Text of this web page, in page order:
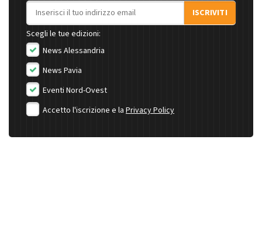
Indirizzo email
ISCRIVITI
Scegli le tue edizioni:
News Alessandria
News Pavia
Eventi Nord-Ovest
Accetto l'iscrizione e la Privacy Policy